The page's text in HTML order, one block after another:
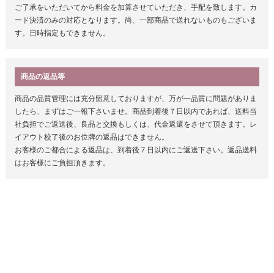
ご了承をいただいてから料金を加算させていただき、手配を致します。カ
ード決済のみの対応となります。尚、一部商品で送れないものもございま
す。日時指定もできません。
商品の返品等
商品の品質管理には充分留意しておりますが、万が一品質に問題がありま
したら、まずはご一報下さいませ。商品到着後７日以内であれば、送料当
社負担でご返送後、良品と交換もしくは、代金返還をさせて頂きます。レ
イアウト校了後のお位牌の返品はできません。
お客様のご都合による返品は、到着後７日以内にご返送下さい。返品送料
はお客様にご負担頂きます。